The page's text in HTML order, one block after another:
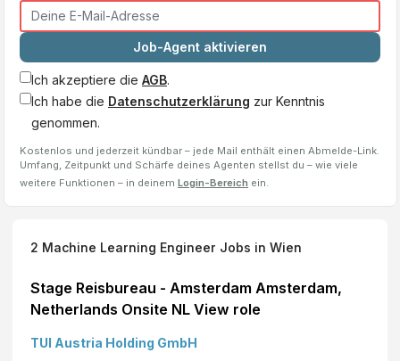
Job-Agent aktivieren
Ich akzeptiere die AGB.
Ich habe die Datenschutzerklärung zur Kenntnis
genommen.
Kostenlos und jederzeit kündbar – jede Mail enthält einen Abmelde-Link.
Umfang, Zeitpunkt und Schärfe deines Agenten stellst du – wie viele
weitere Funktionen – in deinem Login-Bereich ein.
2 Machine Learning Engineer Jobs in Wien
Stage Reisbureau - Amsterdam Amsterdam,
Netherlands Onsite NL View role
TUI Austria Holding GmbH